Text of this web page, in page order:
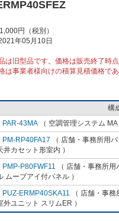
円（税別）
年05月10日
は旧型品です。価格は販売終了時点
は事業者様向けの積算見積価格で
構
PAR-43MA （ 空調管理システム MA
PM-RP40FA17 （ 店舗・事務所用
井カセット形室内 ）
PMP-P80FWF11 （ 店舗・事務所
ムーブアイ付パネル ）
PUZ-ERMP40SKA11 （ 店舗・事
外ユニット スリムER ）